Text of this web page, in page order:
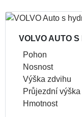
VOLVO AUTO
Pohon
Nosnost
Výška zdvihu
Průjezdní výška
Hmotnost